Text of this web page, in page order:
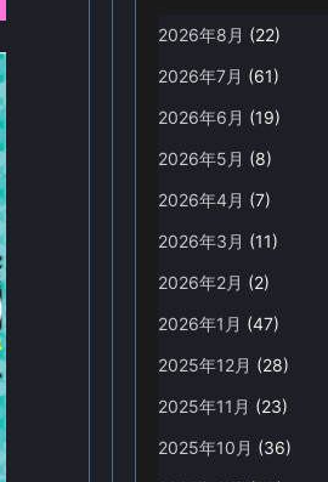
2026年8月 (22)
2026年7月 (61)
2026年6月 (19)
2026年5月 (8)
2026年4月 (7)
2026年3月 (11)
2026年2月 (2)
2026年1月 (47)
2025年12月 (28)
2025年11月 (23)
2025年10月 (36)